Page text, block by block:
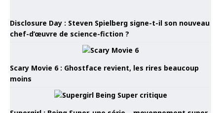
Disclosure Day : Steven Spielberg signe-t-il son nouveau
chef-d’œuvre de science-fiction ?
Scary Movie 6 : Ghostface revient, les rires beaucoup
moins